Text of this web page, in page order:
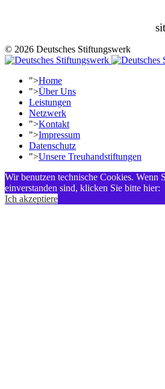
© 2026 Deutsches Stiftungswerk
">Home
">Über Uns
Leistungen
Netzwerk
">Kontakt
">Impressum
Datenschutz
">Unsere Treuhandstiftungen
Wir benutzen technische Cookies. Wenn
einverstanden sind, klicken Sie bitte hier:
Ich akzeptiere